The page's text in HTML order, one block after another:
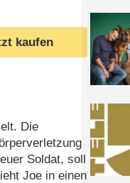
kaufen
Die
Soldat, soll
Joe in einen